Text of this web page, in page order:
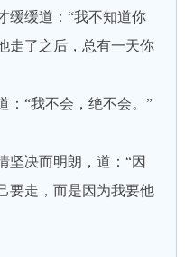
缓道：“我不知道你
走了之后，总有一天你
“我不会，绝不会。”
决而明朗，道：“因
要走，而是因为我要他